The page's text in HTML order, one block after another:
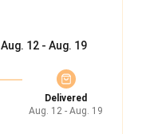
Aug. 12 - Aug. 19
Delivered
Aug. 12 - Aug. 19